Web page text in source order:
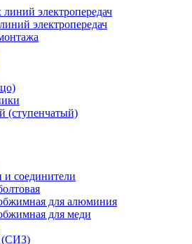
электропередач
электропередач
(ступенчатый)
и соединители
для алюминия
для меди
(СИЗ)